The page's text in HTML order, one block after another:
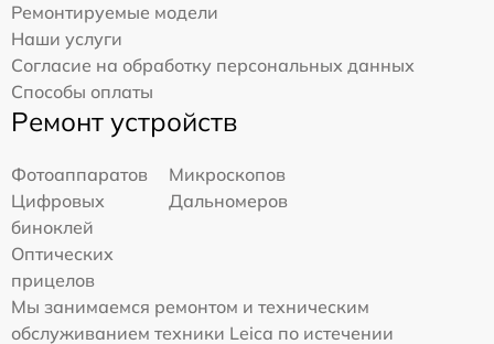
Ремонтируемые модели
Наши услуги
Согласие на обработку персональных данных
Способы оплаты
Ремонт устройств
Фотоаппаратов
Микроскопов
Цифровых
биноклей
Дальномеров
Оптических
прицелов
Мы занимаемся ремонтом и техническим
обслуживанием техники Leica по истечении